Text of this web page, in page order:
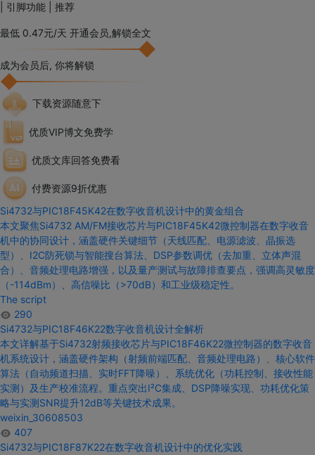
| 引脚功能 | 推荐
最低 0.47元/天 开通会员,解锁全文
成为会员后, 你将解锁
下载资源随意下
优质VIP博文免费学
优质文库回答免费看
付费资源9折优惠
Si4732与PIC18F45K42在数字收音机设计中的黄金组合
本文聚焦Si4732 AM/FM接收芯片与PIC18F45K42微控制器在数字收音
机中的协同设计 ，涵盖硬件关键细节（天线匹配、电源滤波、晶振选
型）、I2C防死锁与智能搜台算法、DSP参数调优（去加重、立体声混
合）、音频处理电路增强，以及量产测试与故障排查要点，强调高灵敏度
（-114dBm）、高信噪比（>70dB）和工业级稳定性。
The script
290
Si4732与PIC18F46K22数字收音机设计全解析
本文详解基于Si4732射频接收芯片与PIC18F46K22微控制器的数字收音
机系统设计 ，涵盖硬件架构（射频前端匹配、音频处理电路）、核心软件
算法（自动频道扫描、实时FFT降噪）、系统优化（功耗控制、接收性能
实测）及生产校准流程。重点突出I²C集成、DSP降噪实现、功耗优化策
略与实测SNR提升12dB等关键技术成果。
weixin_30608503
407
Si4732与PIC18F87K22在数字收音机设计中的优化实践